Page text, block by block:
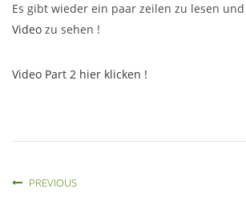
Es gibt wieder ein paar zeilen zu lesen
Video zu sehen !
Video Part 2 hier klicken !
PREVIOUS